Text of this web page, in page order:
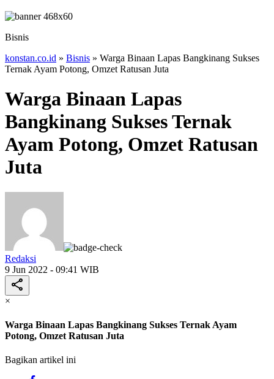
Bisnis
konstan.co.id » Bisnis » Warga Binaan Lapas Bangkinang Sukses
Ternak Ayam Potong, Omzet Ratusan Juta
Warga Binaan Lapas
Bangkinang Sukses Ternak
Ayam Potong, Omzet Ratusan
Juta
Redaksi
9 Jun 2022 - 09:41 WIB
×
Warga Binaan Lapas Bangkinang Sukses Ternak Ayam
Potong, Omzet Ratusan Juta
Bagikan artikel ini